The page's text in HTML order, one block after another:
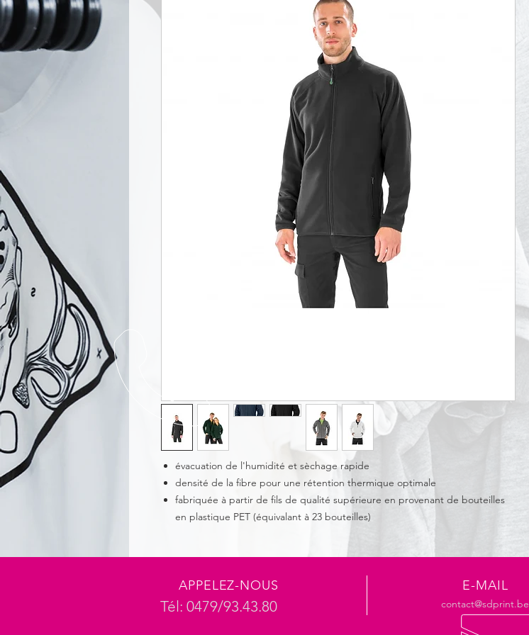
évacuation de l'humidité et sèchage rapide
densité de la fibre pour une rétention thermique optimale
fabriquée à partir de fils de qualité supérieure en provenant de bouteilles
en plastique PET (équivalant à 23 bouteilles)
APPELEZ-NOUS
Tél: 0479/93.43.80
E-MAIL
contact@sdprint.be